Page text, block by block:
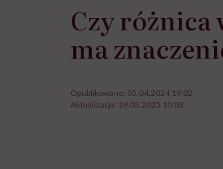
Czy różnica
ma
Opublikowano: 05.04.2024 19:02
Aktualizacja: 19.03.2025 10:03